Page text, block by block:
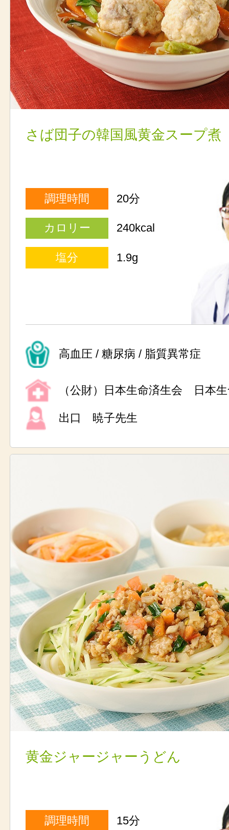
さば団子の韓国風黄金スープ煮
調理時間 20分
カロリー 240kcal
塩分 1.9g
高血圧 / 糖尿病 / 脂質異常症
（公財）日本生命済生会 日本
出口 暁子先生
黄金ジャージャーうどん
調理時間 15分